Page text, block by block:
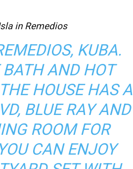
in Remedios
KUBA.
AND HOT
HOUSE HAS A
BLUE RAY AND
ROOM FOR
CAN ENJOY